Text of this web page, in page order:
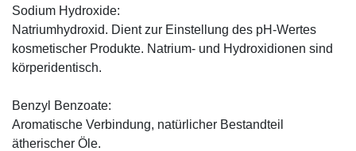
Sodium Hydroxide:
Natriumhydroxid. Dient zur Einstellung des pH-Wertes
kosmetischer Produkte. Natrium- und Hydroxidionen sind
körperidentisch.
Benzyl Benzoate:
Aromatische Verbindung, natürlicher Bestandteil
ätherischer Öle.